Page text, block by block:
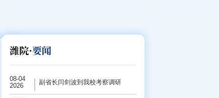
08-04
2026
副省长闫剑波到我校考察调研